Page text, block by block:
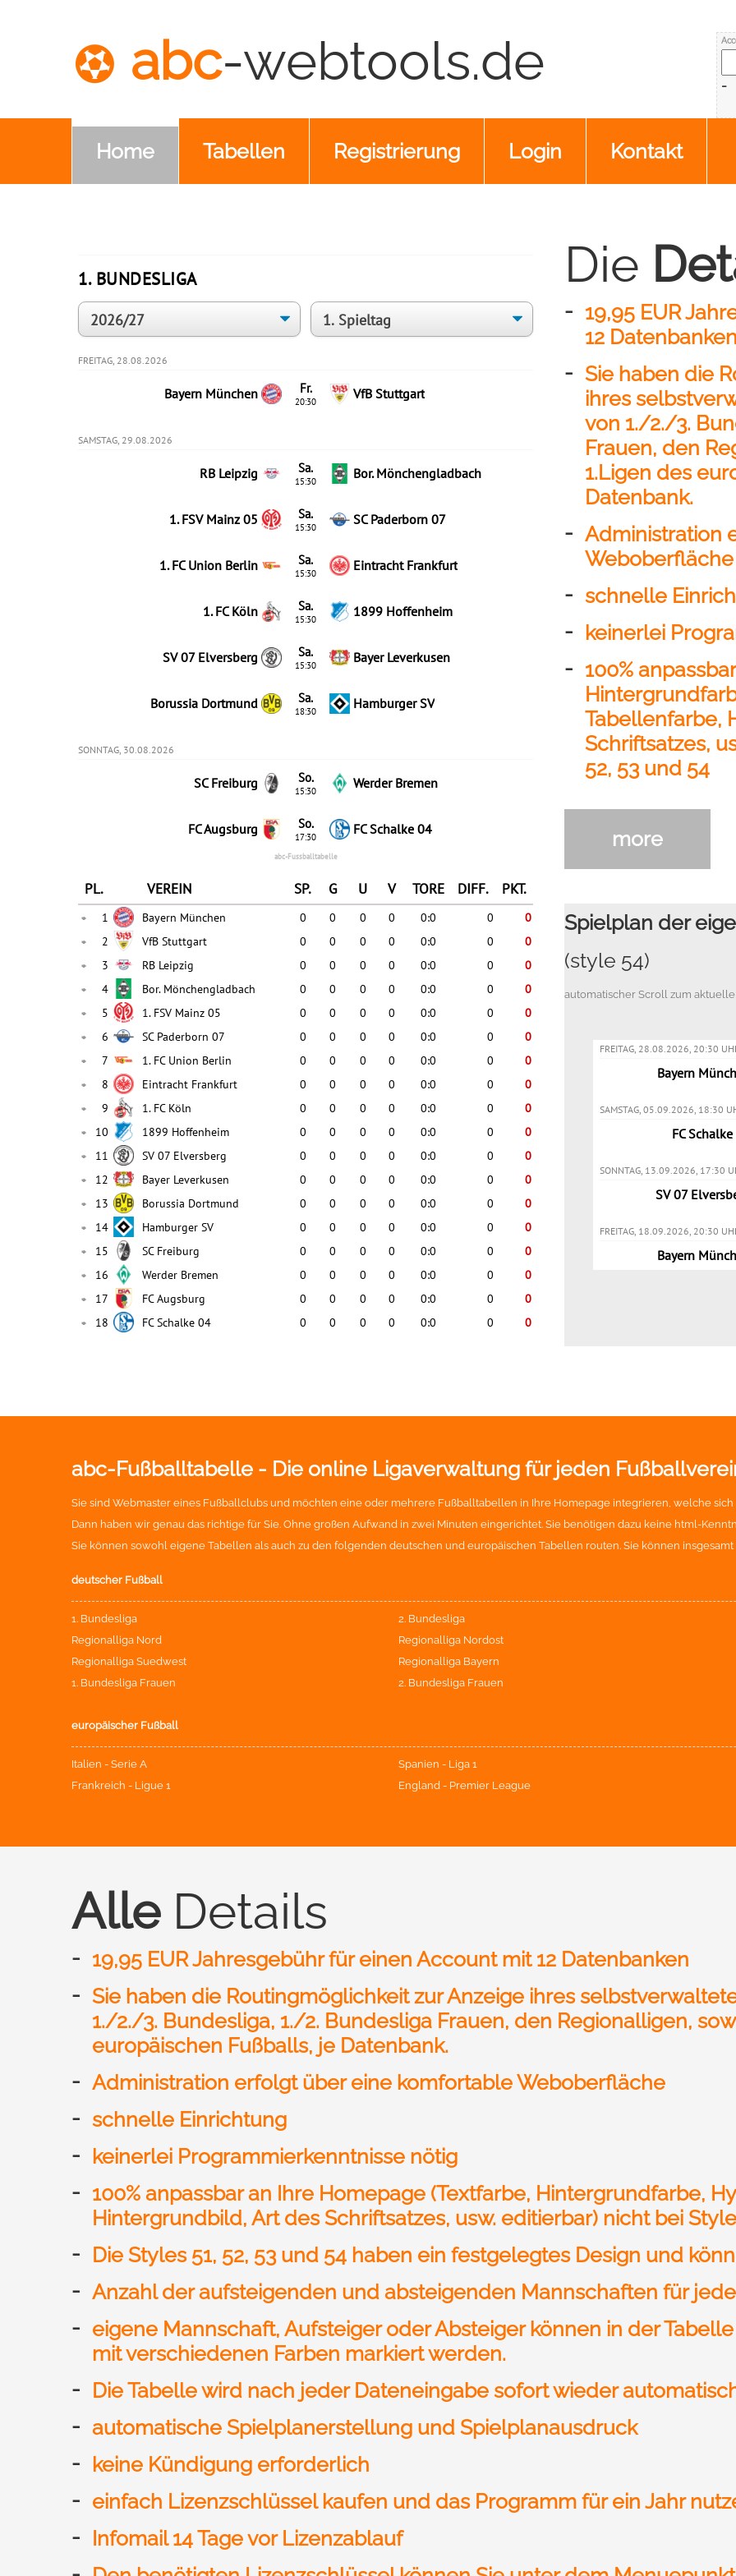
abc-webtools.de
Home Tabellen Registrierung Login Kontakt
Die
19,95 EUR
12
Sie haben die
ihres
von 1./2./3.
Frauen, den
1.Ligen des
Datenbank.
Administration
Weboberfläche
schnelle
keinerlei
100%
Tabellenfarbe,
Schriftsatzes,
52, 53 und 54
more
Spielplan der
(style 54)
automatischer Scroll zum
abc-Fußballtabelle - Die online Ligaverwaltung für jeden
Sie sind Webmaster eines Fußballclubs und möchten eine oder mehrere Fußballtabellen in Ihre Homepage integrieren, welche
Dann haben wir genau das richtige für Sie. Ohne großen Aufwand in zwei Minuten eingerichtet. Sie benötigen dazu keine html-
Sie können sowohl eigene Tabellen als auch zu den folgenden deutschen und europäischen Tabellen routen. Sie können
deutscher Fußball
1. Bundesliga
2. Bundesliga
Regionalliga Nord
Regionalliga Nordost
Regionalliga Suedwest
Regionalliga Bayern
1. Bundesliga Frauen
2. Bundesliga Frauen
europäischer Fußball
Italien - Serie A
Spanien - Liga 1
Frankreich - Ligue 1
England - Premier League
Alle Details
19,95 EUR Jahresgebühr für einen Account mit 12 Datenbanken
Sie haben die Routingmöglichkeit zur Anzeige ihres
1./2./3. Bundesliga, 1./2. Bundesliga Frauen, den Regionalligen,
europäischen Fußballs, je Datenbank.
Administration erfolgt über eine komfortable Weboberfläche
schnelle Einrichtung
keinerlei Programmierkenntnisse nötig
100% anpassbar an Ihre Homepage (Textfarbe, Hintergrundfarbe,
Hintergrundbild, Art des Schriftsatzes, usw. editierbar) nicht bei
Die Styles 51, 52, 53 und 54 haben ein festgelegtes Design und
Anzahl der aufsteigenden und absteigenden Mannschaften für
eigene Mannschaft, Aufsteiger oder Absteiger können in der
mit verschiedenen Farben markiert werden.
Die Tabelle wird nach jeder Dateneingabe sofort wieder
automatische Spielplanerstellung und Spielplanausdruck
keine Kündigung erforderlich
einfach Lizenzschlüssel kaufen und das Programm für ein Jahr
Infomail 14 Tage vor Lizenzablauf